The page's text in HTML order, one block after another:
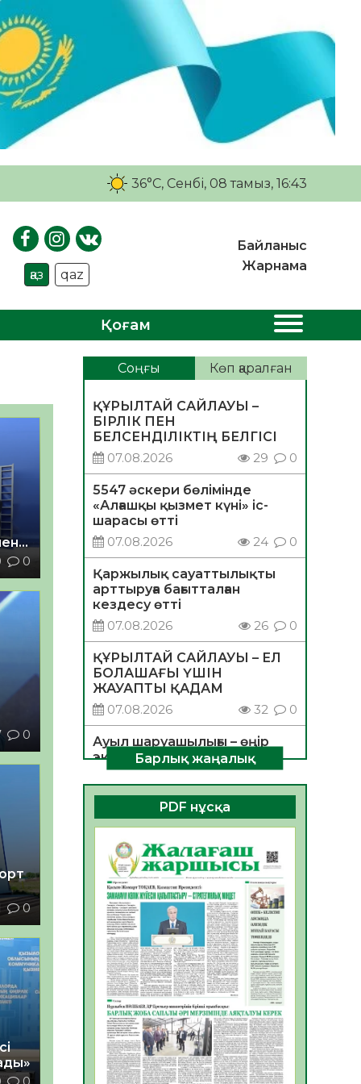
36°C, Сенбі, 08 тамыз, 16:43
қаз qaz
Байланыс
Жарнама
Қоғам
0
0
0
Соңғы Көп қаралған
ҚҰРЫЛТАЙ САЙЛАУЫ –
БІРЛІК ПЕН
БЕЛСЕНДІЛІКТІҢ БЕЛГІСІ
07.08.2026
29 0
5547 әскери бөлімінде
«Алғашқы қызмет күні» іс-
шарасы өтті
07.08.2026
24 0
Қаржылық сауаттылықты
арттыруға бағытталған
кездесу өтті
07.08.2026
26 0
ҚҰРЫЛТАЙ САЙЛАУЫ – ЕЛ
БОЛАШАҒЫ ҮШІН
ЖАУАПТЫ ҚАДАМ
07.08.2026
32 0
Ауыл шаруашылығы – өңір
экономикасының негізгі
тірегі
06.08.2026
40 0
ҚОҒАМДЫҚ БЕЛСЕНДІЛІК –
ЕЛ ДАМУЫНЫҢ НЕГІЗІ
06.08.2026
37
ҚҰРЫЛТАЙ САЙЛАУЫ –
БОЛАШАҚҚА БАСТАР
ЖАУАПТЫ ТАҢДАУ
06.08.2026
39
Инфекциялық ауруларға
қарсы иммундау
жұмыстарының тиімділігі
06.08.2026
42
Көкжөтел ауруы туралы
Барлық жаңалық
PDF нұсқа